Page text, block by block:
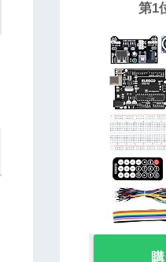
第1